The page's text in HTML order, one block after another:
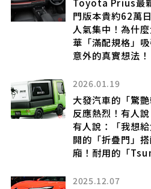
門版本貴約62萬
人氣集中！為什
華「滿配規格」
意外的真實想法！
2026.01.19
大發汽車的「驚
反應熱烈！有人
有人說：「我想
開的「折疊門」
廂！耐用的「
2025.12.07